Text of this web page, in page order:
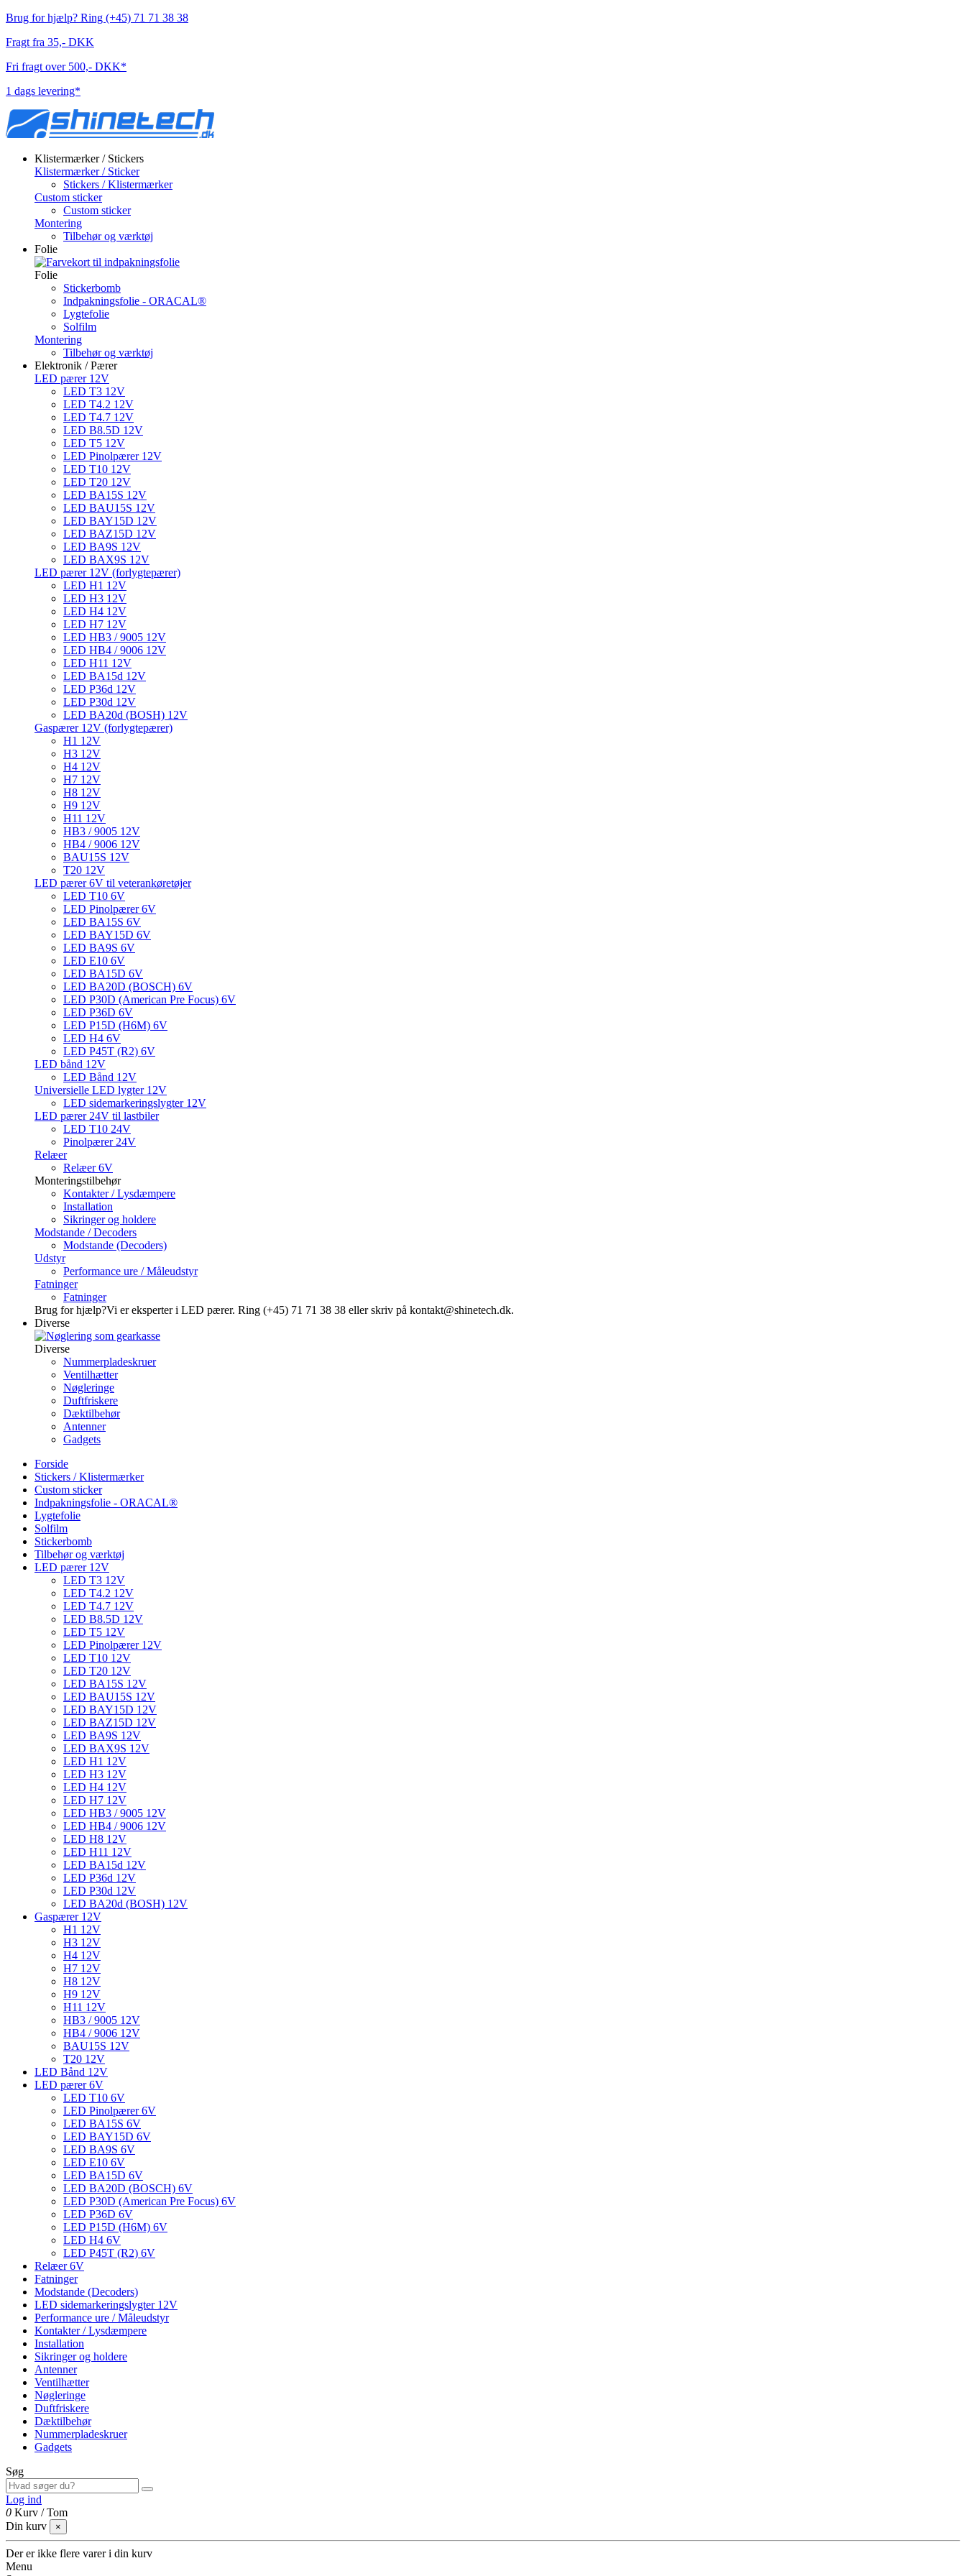
Brug for hjælp? Ring (+45) 71 71 38 38
Fragt fra 35,- DKK
Fri fragt over 500,- DKK*
1 dags levering*
Klistermærker / Stickers
Klistermærker / Sticker
Stickers / Klistermærker
Custom sticker
Custom sticker
Montering
Tilbehør og værktøj
Folie
Folie
Stickerbomb
Indpakningsfolie - ORACAL®
Lygtefolie
Solfilm
Montering
Tilbehør og værktøj
Elektronik / Pærer
LED pærer 12V
LED T3 12V
LED T4.2 12V
LED T4.7 12V
LED B8.5D 12V
LED T5 12V
LED Pinolpærer 12V
LED T10 12V
LED T20 12V
LED BA15S 12V
LED BAU15S 12V
LED BAY15D 12V
LED BAZ15D 12V
LED BA9S 12V
LED BAX9S 12V
LED pærer 12V (forlygtepærer)
LED H1 12V
LED H3 12V
LED H4 12V
LED H7 12V
LED HB3 / 9005 12V
LED HB4 / 9006 12V
LED H11 12V
LED BA15d 12V
LED P36d 12V
LED P30d 12V
LED BA20d (BOSH) 12V
Gaspærer 12V (forlygtepærer)
H1 12V
H3 12V
H4 12V
H7 12V
H8 12V
H9 12V
H11 12V
HB3 / 9005 12V
HB4 / 9006 12V
BAU15S 12V
T20 12V
LED pærer 6V til veterankøretøjer
LED T10 6V
LED Pinolpærer 6V
LED BA15S 6V
LED BAY15D 6V
LED BA9S 6V
LED E10 6V
LED BA15D 6V
LED BA20D (BOSCH) 6V
LED P30D (American Pre Focus) 6V
LED P36D 6V
LED P15D (H6M) 6V
LED H4 6V
LED P45T (R2) 6V
LED bånd 12V
LED Bånd 12V
Universielle LED lygter 12V
LED sidemarkeringslygter 12V
LED pærer 24V til lastbiler
LED T10 24V
Pinolpærer 24V
Relæer
Relæer 6V
Monteringstilbehør
Kontakter / Lysdæmpere
Installation
Sikringer og holdere
Modstande / Decoders
Modstande (Decoders)
Udstyr
Performance ure / Måleudstyr
Fatninger
Fatninger
Brug for hjælp?Vi er eksperter i LED pærer. Ring (+45) 71 71 38 38 eller skriv på kontakt@shinetech.dk.
Diverse
Diverse
Nummerpladeskruer
Ventilhætter
Nøgleringe
Duftfriskere
Dæktilbehør
Antenner
Gadgets
Forside
Stickers / Klistermærker
Custom sticker
Indpakningsfolie - ORACAL®
Lygtefolie
Solfilm
Stickerbomb
Tilbehør og værktøj
LED pærer 12V
LED T3 12V
LED T4.2 12V
LED T4.7 12V
LED B8.5D 12V
LED T5 12V
LED Pinolpærer 12V
LED T10 12V
LED T20 12V
LED BA15S 12V
LED BAU15S 12V
LED BAY15D 12V
LED BAZ15D 12V
LED BA9S 12V
LED BAX9S 12V
LED H1 12V
LED H3 12V
LED H4 12V
LED H7 12V
LED HB3 / 9005 12V
LED HB4 / 9006 12V
LED H8 12V
LED H11 12V
LED BA15d 12V
LED P36d 12V
LED P30d 12V
LED BA20d (BOSH) 12V
Gaspærer 12V
H1 12V
H3 12V
H4 12V
H7 12V
H8 12V
H9 12V
H11 12V
HB3 / 9005 12V
HB4 / 9006 12V
BAU15S 12V
T20 12V
LED Bånd 12V
LED pærer 6V
LED T10 6V
LED Pinolpærer 6V
LED BA15S 6V
LED BAY15D 6V
LED BA9S 6V
LED E10 6V
LED BA15D 6V
LED BA20D (BOSCH) 6V
LED P30D (American Pre Focus) 6V
LED P36D 6V
LED P15D (H6M) 6V
LED H4 6V
LED P45T (R2) 6V
Relæer 6V
Fatninger
Modstande (Decoders)
LED sidemarkeringslygter 12V
Performance ure / Måleudstyr
Kontakter / Lysdæmpere
Installation
Sikringer og holdere
Antenner
Ventilhætter
Nøgleringe
Duftfriskere
Dæktilbehør
Nummerpladeskruer
Gadgets
Søg
Log ind
0 Kurv /Tom
Din kurv
×
Der er ikke flere varer i din kurv
Menu